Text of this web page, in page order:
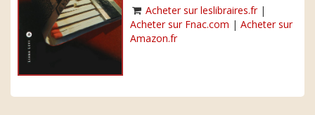
Acheter sur leslibraires.fr|
Acheter sur Fnac.com | Acheter sur
Amazon.fr